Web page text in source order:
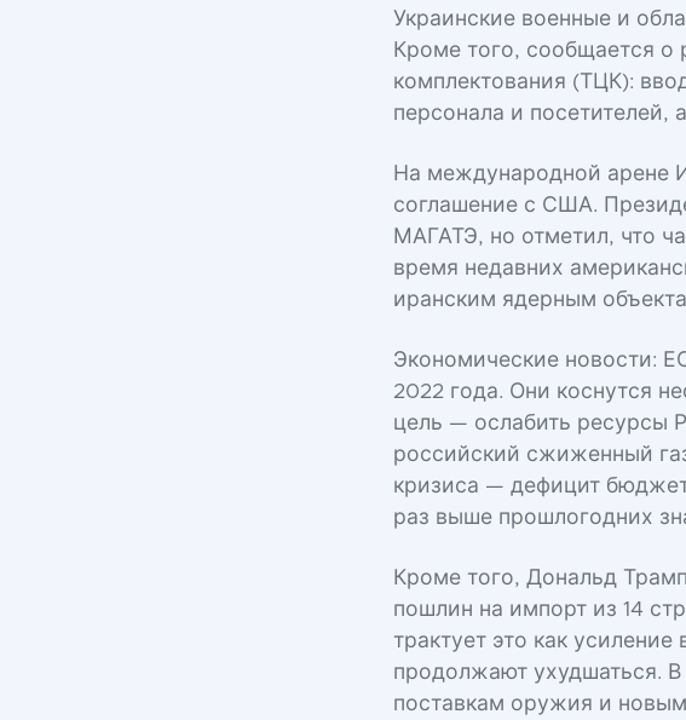
Украинские военные и
Кроме того, сообщается о
комплектования (ТЦК):
персонала и посетителей,
На международной арене
соглашение с США.
МАГАТЭ, но отметил, что
время недавних
иранским ядерным
Экономические новости:
2022 года. Они коснутся
цель — ослабить ресурсы
российский сжиженный
кризиса — дефицит
раз выше прошлогодних
Кроме того, Дональд
пошлин на импорт из 14
трактует это как
продолжают ухудшаться.
поставкам оружия и